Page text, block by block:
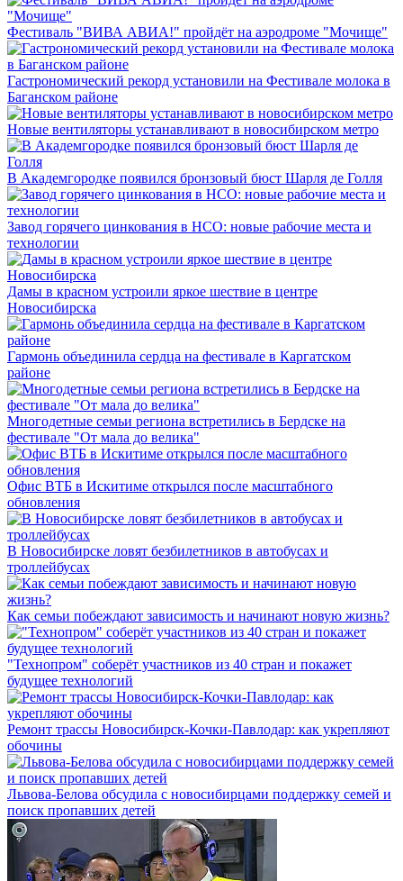
Фестиваль "ВИВА АВИА!" пройдёт на аэродроме "Мочище"
Гастрономический рекорд установили на Фестивале молока в
Баганском районе
Новые вентиляторы устанавливают в новосибирском метро
В Академгородке появился бронзовый бюст Шарля де Голля
Завод горячего цинкования в НСО: новые рабочие места и
технологии
Дамы в красном устроили яркое шествие в центре
Новосибирска
Гармонь объединила сердца на фестивале в Каргатском
районе
Многодетные семьи региона встретились в Бердске на
фестивале "От мала до велика"
Офис ВТБ в Искитиме открылся после масштабного
обновления
В Новосибирске ловят безбилетников в автобусах и
троллейбусах
Как семьи побеждают зависимость и начинают новую жизнь?
"Технопром" соберёт участников из 40 стран и покажет
будущее технологий
Ремонт трассы Новосибирск-Кочки-Павлодар: как укрепляют
обочины
Львова-Белова обсудила с новосибирцами поддержку семей и
поиск пропавших детей